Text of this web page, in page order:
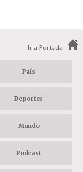
Ir a Portada
País
Deportes
Mundo
Podcast